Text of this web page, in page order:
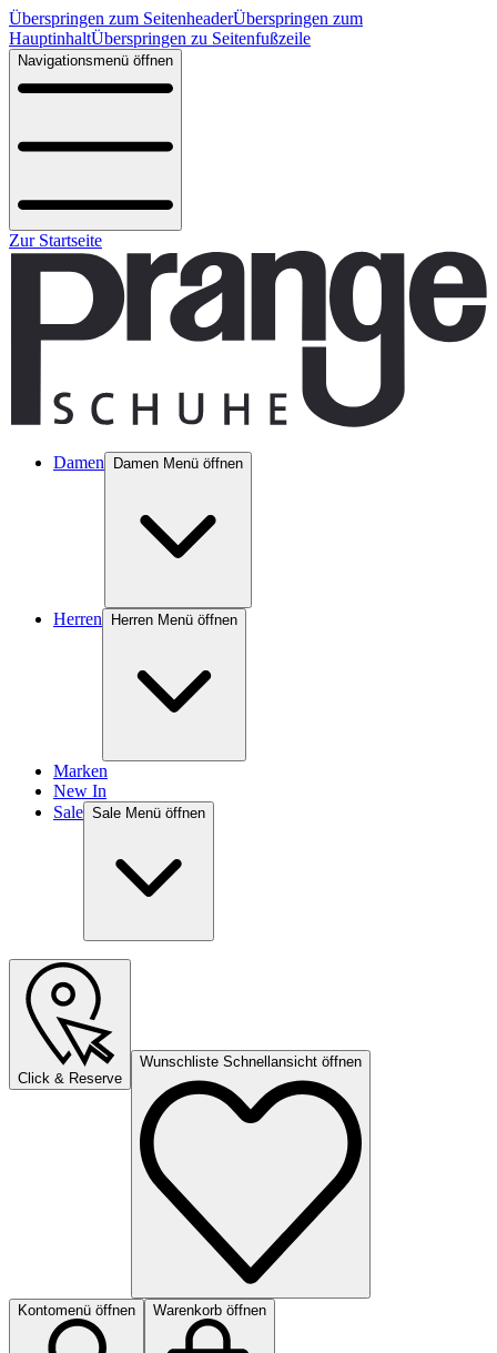
Überspringen zum SeitenheaderÜberspringen zum
HauptinhaltÜberspringen zu Seitenfußzeile
Navigationsmenü öffnen
Zur Startseite
Damen Damen Menü öffnen
Herren Herren Menü öffnen
Marken
New In
Sale Sale Menü öffnen
Click & Reserve
Wunschliste Schnellansicht öffnen
Kontomenü öffnen Warenkorb öffnen